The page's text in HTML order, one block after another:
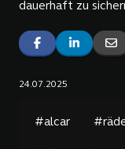
dauerhaft zu
24.07.2025
#alcar